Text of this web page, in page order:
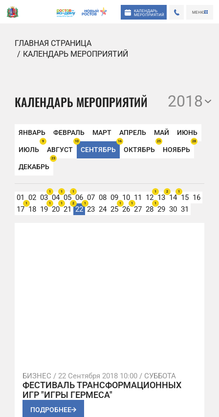
КАЛЕНДАРЬ
МЕРОПРИЯТИЙ
МЕНЮ
ГЛАВНАЯ СТРАНИЦА
КАЛЕНДАРЬ МЕРОПРИЯТИЙ
КАЛЕНДАРЬ МЕРОПРИЯТИЙ 2018
ЯНВАРЬ ФЕВРАЛЬ МАРТ АПРЕЛЬ МАЙ ИЮНЬ
ИЮЛЬ
9
АВГУСТ
10
СЕНТЯБРЬ
16
ОКТЯБРЬ
25
НОЯБРЬ
28
ДЕКАБРЬ
23
01 02 03
1
04
1
05
1
06 07 08 09 10 11 12
1
13
2
14
1
15 16
17
1
18 19
1
20
1
21
2
22
1
23 24 25
1
26
1
27 28
1
29 30 31
БИЗНЕС / 22 Сентября 2018 10:00 / СУББОТА
ФЕСТИВАЛЬ ТРАНСФОРМАЦИОННЫХ
ИГР "ИГРЫ ГЕРМЕСА"
ПОДРОБНЕЕ